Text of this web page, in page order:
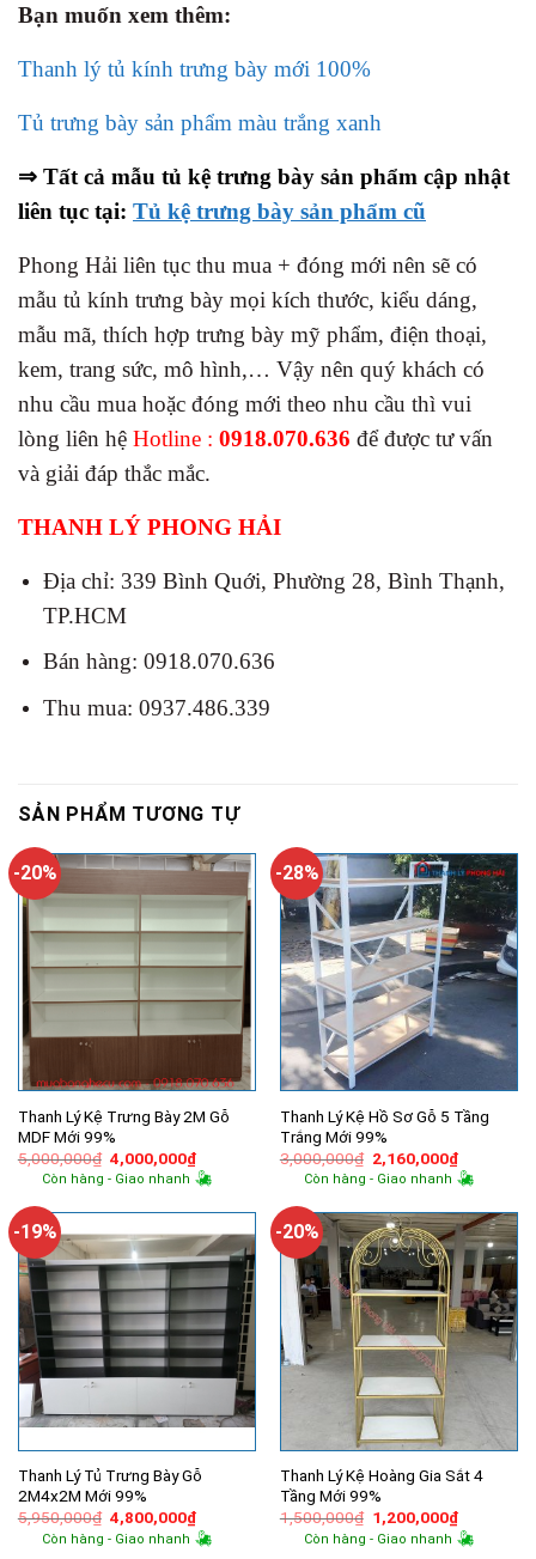
Bạn muốn xem thêm:
Thanh lý tủ kính trưng bày mới 100%
Tủ trưng bày sản phẩm màu trắng xanh
⇒ Tất cả mẫu tủ kệ trưng bày sản phẩm cập nhật
liên tục tại: Tủ kệ trưng bày sản phẩm cũ
Phong Hải liên tục thu mua + đóng mới nên sẽ có
mẫu tủ kính trưng bày mọi kích thước, kiểu dáng,
mẫu mã, thích hợp trưng bày mỹ phẩm, điện thoại,
kem, trang sức, mô hình,… Vậy nên quý khách có
nhu cầu mua hoặc đóng mới theo nhu cầu thì vui
lòng liên hệ Hotline : 0918.070.636 để được tư vấn
và giải đáp thắc mắc.
THANH LÝ PHONG HẢI
Địa chỉ: 339 Bình Quới, Phường 28, Bình Thạnh,
TP.HCM
Bán hàng: 0918.070.636
Thu mua: 0937.486.339
SẢN PHẨM TƯƠNG TỰ
-20%
Thanh Lý Kệ Trưng Bày 2M Gỗ
MDF Mới 99%
5,000,000₫ Giá
gốc
là:
4,000,000₫Giá
hiện
tại
4,000,000₫.
Còn hàng - Giao nhanh
-28%
Thanh Lý Kệ Hồ Sơ Gỗ 5 Tầng
Trắng Mới 99%
3,000,000₫ Giá
gốc
là:
2,160,000₫Giá
hiện
tại
Còn hàng - Giao nhanh
-19%
Thanh Lý Tủ Trưng Bày Gỗ
2M4x2M Mới 99%
5,950,000₫ Giá
gốc
là:
4,800,000₫Giá
hiện
tại
Còn hàng - Giao nhanh
-20%
Thanh Lý Kệ Hoàng Gia Sắt 4
Tầng Mới 99%
1,500,000₫ Giá
gốc
là:
1,200,000₫Giá
hiện
tại
Còn hàng - Giao nhanh